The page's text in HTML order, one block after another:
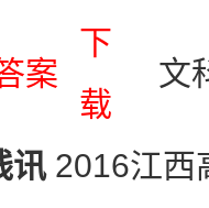
案
下
载
文
讯2016江西